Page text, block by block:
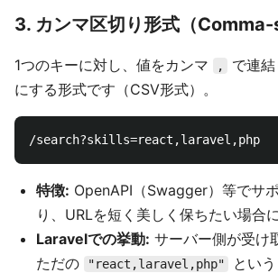
3. カンマ区切り形式（Comma-
1つのキーに対し、値をカンマ ,
で連
にする形式です（CSV形式）。
特徴: OpenAPI（Swagger）等でサ
り、URLを短く美しく保ちたい場合
Laravelでの挙動: サーバー側が受け
ただの
"react,laravel,php"
とい